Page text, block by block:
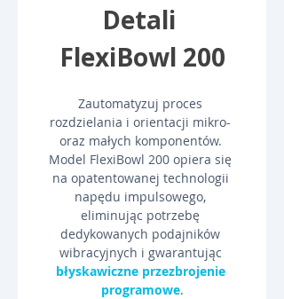
Detali
FlexiBowl 200
Zautomatyzuj proces
rozdzielania i orientacji mikro-
oraz małych komponentów.
Model FlexiBowl 200 opiera się
na opatentowanej technologii
napędu impulsowego,
eliminując potrzebę
dedykowanych podajników
wibracyjnych i gwarantując
błyskawiczne przezbrojenie
programowe.